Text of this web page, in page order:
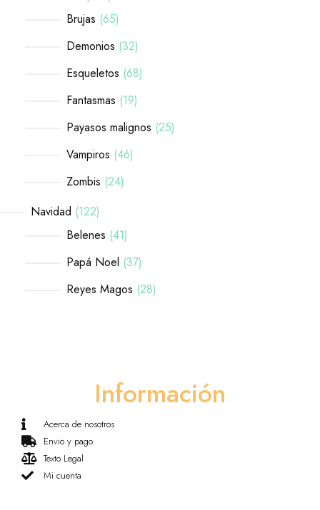
Brujas 65
Demonios 32
Esqueletos 68
Fantasmas 19
Payasos malignos 25
Vampiros 46
Zombis 24
Navidad 122
Belenes 41
Papá Noel 37
Reyes Magos 28
Información
Acerca de nosotros
Envio y pago
Texto Legal
Mi cuenta